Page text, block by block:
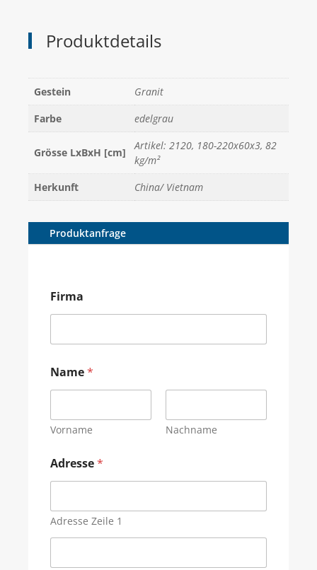
Produktdetails
Gestein
Granit
Farbe
edelgrau
Grösse LxBxH [cm]
Artikel: 2120, 180-220x60x3, 82
kg/m²
Herkunft
China/ Vietnam
Produktanfrage
Firma
Name*
Vorname Nachname
Adresse*
Adresse Zeile 1